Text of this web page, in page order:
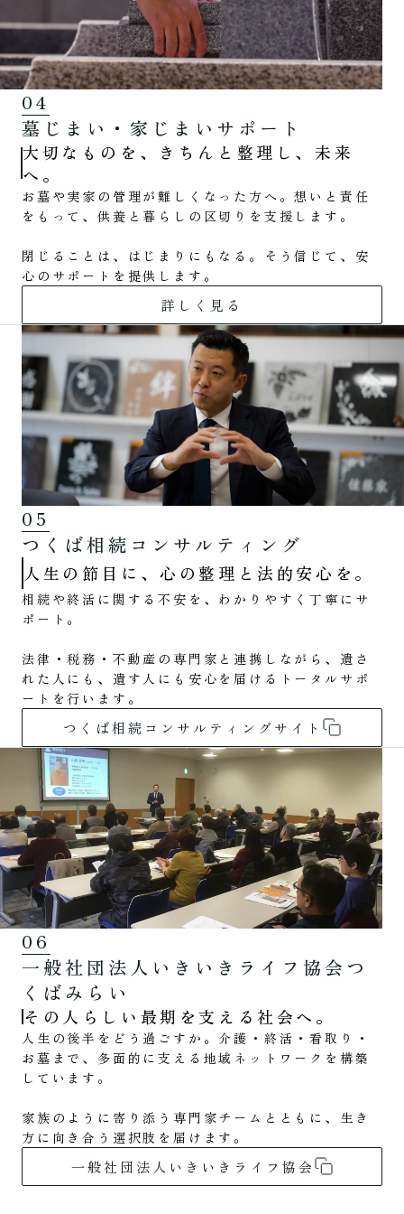
04
墓じまい・家じまいサポート
大切なものを、きちんと整理し、未来
へ。
お墓や実家の管理が難しくなった方へ。想いと責任
をもって、供養と暮らしの区切りを支援します。
閉じることは、はじまりにもなる。そう信じて、安
心のサポートを提供します。
詳しく見る
05
つくば相続コンサルティング
人生の節目に、心の整理と法的安心を。
相続や終活に関する不安を、わかりやすく丁寧にサ
ポート。
法律・税務・不動産の専門家と連携しながら、遺さ
れた人にも、遺す人にも安心を届けるトータルサポ
ートを行います。
つくば相続コンサルティングサイト
06
一般社団法人いきいきライフ協会つ
くばみらい
その人らしい最期を支える社会へ。
人生の後半をどう過ごすか。介護・終活・看取り・
お墓まで、多面的に支える地域ネットワークを構築
しています。
家族のように寄り添う専門家チームとともに、生き
方に向き合う選択肢を届けます。
一般社団法人いきいきライフ協会